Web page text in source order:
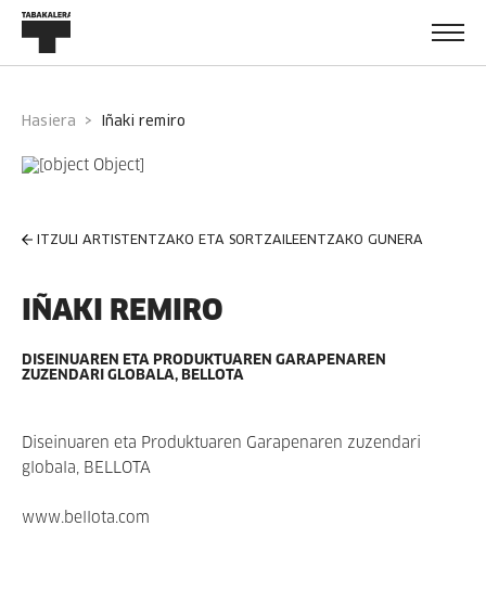
Hasiera iñaki remiro
ITZULI ARTISTENTZAKO ETA SORTZAILEENTZAKO GUNERA
IÑAKI REMIRO
DISEINUAREN ETA PRODUKTUAREN GARAPENAREN
ZUZENDARI GLOBALA, BELLOTA
Diseinuaren eta Produktuaren Garapenaren zuzendari
globala, BELLOTA
www.bellota.com